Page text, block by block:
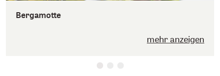
Bergamotte
mehr anzeigen